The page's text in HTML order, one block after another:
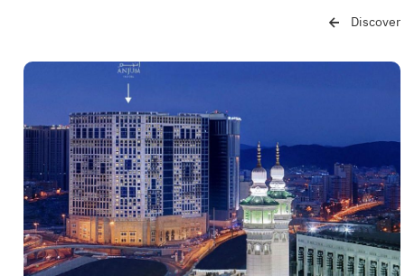
Discover